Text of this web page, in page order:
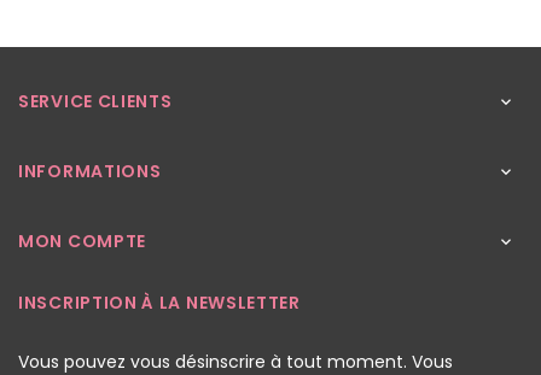
SERVICE CLIENTS 
INFORMATIONS 
MON COMPTE 
INSCRIPTION À LA NEWSLETTER
Vous pouvez vous désinscrire à tout moment. Vous